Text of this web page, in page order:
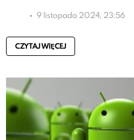
9 listopada 2024, 23:56
CZYTAJ WIĘCEJ